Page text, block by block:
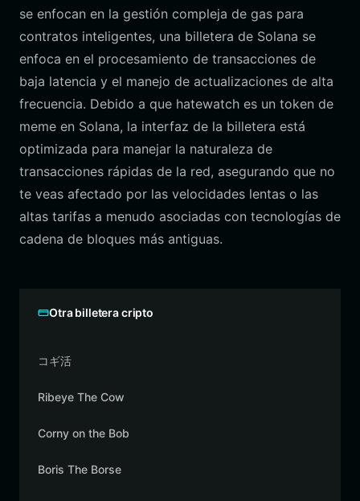
se enfocan en la gestión compleja de gas para
contratos inteligentes, una billetera de Solana se
enfoca en el procesamiento de transacciones de
baja latencia y el manejo de actualizaciones de alta
frecuencia. Debido a que hatewatch es un token de
meme en Solana, la interfaz de la billetera está
optimizada para manejar la naturaleza de
transacciones rápidas de la red, asegurando que no
te veas afectado por las velocidades lentas o las
altas tarifas a menudo asociadas con tecnologías de
cadena de bloques más antiguas.
Otra billetera cripto
コギ活
Ribeye The Cow
Corny on the Bob
Boris The Borse